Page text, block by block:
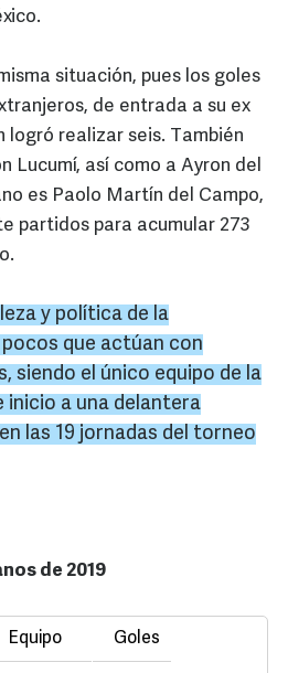
situación, pues los goles
de entrada a su ex
logró realizar seis. También
Lucumí, así como a Ayron del
es Paolo Martín del Campo,
partidos para acumular 273
y política de la
que actúan con
siendo el único equipo de la
inicio a una delantera
las 19 jornadas del torneo
de 2019
Equipo Goles